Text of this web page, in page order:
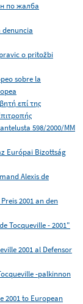
по жалба
denuncia
o pritožbi
sobre la
επί της
598/2000/MM
Európai Bizottság
Alexis de
2001 an den
Tocqueville - 2001"
2001 al Defensor
-palkinnon
2001 to European